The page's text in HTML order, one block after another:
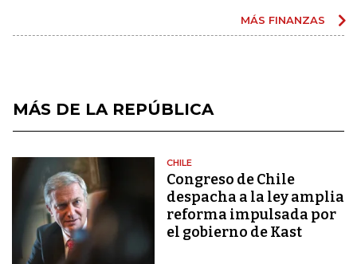
MÁS FINANZAS
MÁS DE LA REPÚBLICA
CHILE
Congreso de Chile
despacha a la ley amplia
reforma impulsada por
el gobierno de Kast